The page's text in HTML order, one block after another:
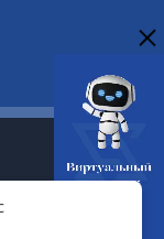
Все права